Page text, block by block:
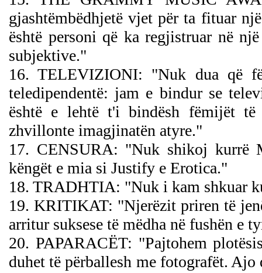
gjashtëmbëdhjetë vjet për ta fituar
është personi që ka regjistruar në
subjektive."
16. TELEVIZIONI: "Nuk dua që
teledipendentë: jam e bindur se
është e lehtë t'i bindësh fëmijët
zhvillonte imagjinatën atyre."
17. CENSURA: "Nuk shikoj kurrë
këngët e mia si Justify e Erotica."
18. TRADHTIA: "Nuk i kam shkuar
19. KRITIKAT: "Njerëzit priren të
arritur suksese të mëdha në fushën e
20. PAPARACËT: "Pajtohem
duhet të përballesh me fotografët.